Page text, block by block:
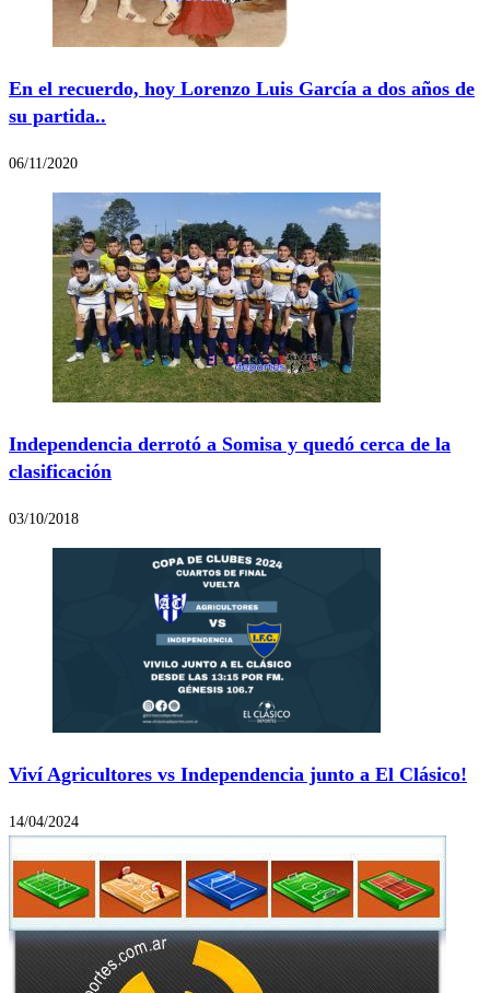
En el recuerdo, hoy Lorenzo Luis García a dos años de
su partida..
06/11/2020
Independencia derrotó a Somisa y quedó cerca de la
clasificación
03/10/2018
Viví Agricultores vs Independencia junto a El Clásico!
14/04/2024